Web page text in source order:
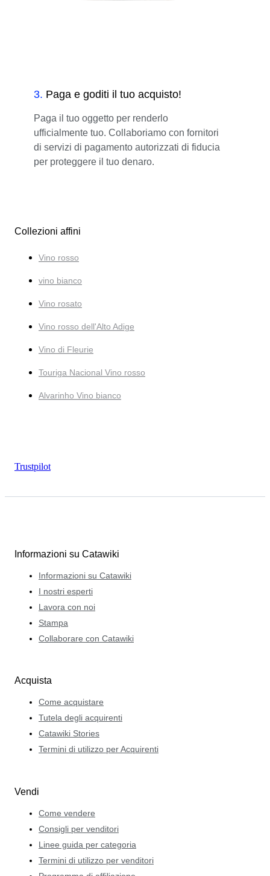
3. Paga e goditi il tuo acquisto!
Paga il tuo oggetto per renderlo
ufficialmente tuo. Collaboriamo con fornitori
di servizi di pagamento autorizzati di fiducia
per proteggere il tuo denaro.
Collezioni affini
Vino rosso
vino bianco
Vino rosato
Vino rosso dell'Alto Adige
Vino di Fleurie
Touriga Nacional Vino rosso
Alvarinho Vino bianco
Trustpilot
Informazioni su Catawiki
Informazioni su Catawiki
I nostri esperti
Lavora con noi
Stampa
Collaborare con Catawiki
Acquista
Come acquistare
Tutela degli acquirenti
Catawiki Stories
Termini di utilizzo per Acquirenti
Vendi
Come vendere
Consigli per venditori
Linee guida per categoria
Termini di utilizzo per venditori